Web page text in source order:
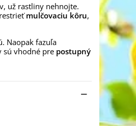
už rastliny nehnojte.
mulčovaciu kôru,
Naopak fazuľa
sú vhodné pre postupný